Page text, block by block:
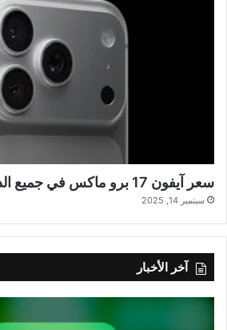
سعر آيفون 17 برو ماكس في جميع الدول العربية
سبتمبر 14, 2025
آخر الأخبار